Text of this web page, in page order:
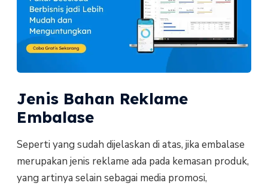
Jenis Bahan Reklame
Embalase
Seperti yang sudah dijelaskan di atas, jika embalase
merupakan jenis reklame ada pada kemasan produk,
yang artinya selain sebagai media promosi,